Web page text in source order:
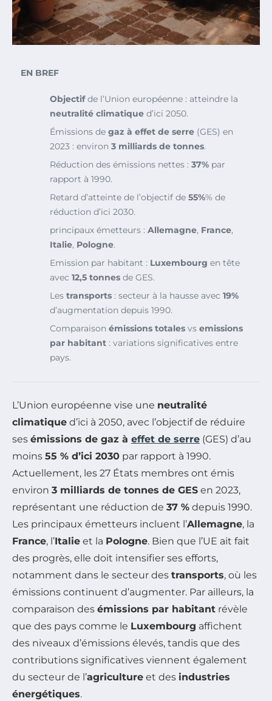
EN BREF
Objectifde l’Union européenne : atteindre la
neutralité climatique d’ici 2050.
Émissions de gaz à effet de serre (GES) en
2023 : environ 3 milliards de tonnes.
Réduction des émissions nettes : 37% par
rapport à 1990.
Retard d’atteinte de l’objectif de 55%% de
réduction d’ici 2030.
principaux émetteurs : Allemagne, France,
Italie, Pologne.
Emission par habitant : Luxembourg en tête
avec 12,5 tonnes de GES.
Les transports : secteur à la hausse avec 19%
d’augmentation depuis 1990.
Comparaison émissions totales vs emissions
par habitant : variations significatives entre
pays.
L’Union européenne vise une neutralité
climatique d’ici à 2050, avec l’objectif de réduire
ses émissions de gaz à effet de serre (GES) d’au
moins 55 % d’ici 2030 par rapport à 1990.
Actuellement, les 27 États membres ont émis
environ 3 milliards de tonnes de GES en 2023,
représentant une réduction de 37 % depuis 1990.
Les principaux émetteurs incluent l’Allemagne, la
France, l’Italie et la Pologne. Bien que l’UE ait fait
des progrès, elle doit intensifier ses efforts,
notamment dans le secteur des transports, où les
émissions continuent d’augmenter. Par ailleurs, la
comparaison des émissions par habitant révèle
que des pays comme le Luxembourg affichent
des niveaux d’émissions élevés, tandis que des
contributions significatives viennent également
du secteur de l’agriculture et des industries
énergétiques.